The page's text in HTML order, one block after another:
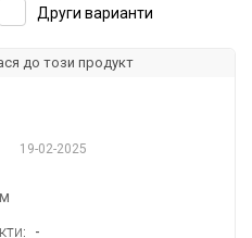
Други варианти
до този продукт
19-02-2025
-